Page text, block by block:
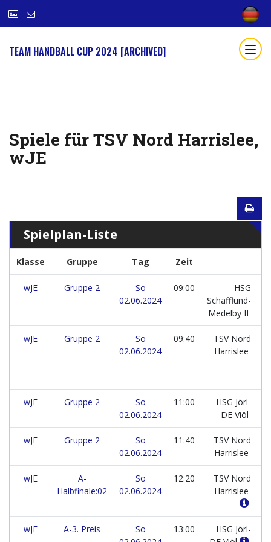
TEAM HANDBALL CUP 2024 [ARCHIVED]
Spiele für TSV Nord Harrislee,
wJE
Spielplan-Liste
Klasse Gruppe Tag Zeit
wJE Gruppe 2
So
02.06.2024
09:00
HSG
Schafflund-
Medelby II
wJE Gruppe 2
So
02.06.2024
09:40
TSV Nord
Harrislee
wJE Gruppe 2
So
02.06.2024
11:00
HSG Jörl-
DE Viöl
wJE Gruppe 2
So
02.06.2024
11:40
TSV Nord
Harrislee
wJE
A-
Halbfinale:02
So
02.06.2024
12:20
TSV Nord
Harrislee
wJE A-3. Preis
So
13:00
HSG Jörl-